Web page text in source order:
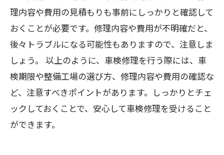
理内容や費用の見積もりも事前にしっかりと確認して
おくことが必要です。修理内容や費用が不明確だと、
後々トラブルになる可能性もありますので、注意しま
しょう。 以上のように、車検修理を行う際には、車
検期限や整備工場の選び方、修理内容や費用の確認な
ど、注意すべきポイントがあります。しっかりとチェ
ックしておくことで、安心して車検修理を受けること
ができます。